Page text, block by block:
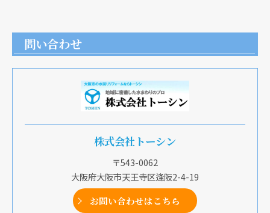
問い合わせ
株式会社トーシン
〒543-0062
大阪府大阪市天王寺区逢阪2-4-19
お問い合わせはこちら